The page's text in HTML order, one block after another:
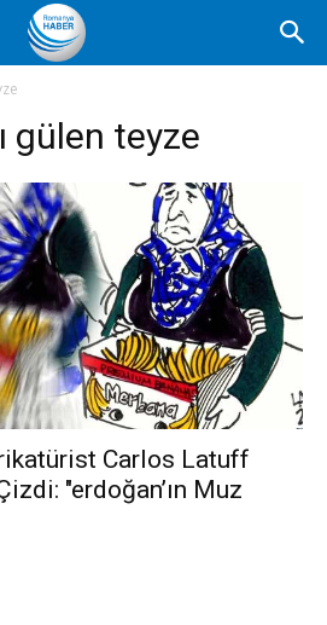
gülen teyze
Carlos Latuff
"erdoğan’ın Muz